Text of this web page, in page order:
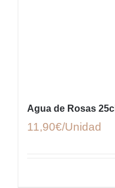
Agua de Rosas 25cl
11,90€